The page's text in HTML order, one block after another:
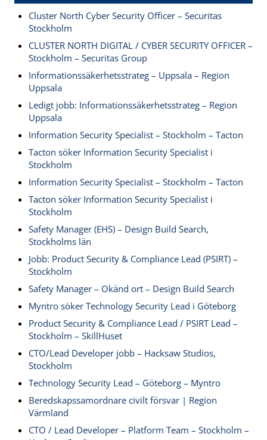
Cluster North Cyber Security Officer – Securitas
Stockholm
CLUSTER NORTH DIGITAL / CYBER SECURITY OFFICER –
Stockholm – Securitas Group
Informationssäkerhetsstrateg – Uppsala – Region
Uppsala
Ledigt jobb: Informationssäkerhetsstrateg – Region
Uppsala
Information Security Specialist – Stockholm – Tacton
Tacton söker Information Security Specialist i
Stockholm
Information Security Specialist – Stockholm – Tacton
Tacton söker Information Security Specialist i
Stockholm
Safety Manager (EHS) – Design Build Search,
Stockholms län
Jobb: Product Security & Compliance Lead (PSIRT) –
Stockholm
Safety Manager – Okänd ort – Design Build Search
Myntro söker Technology Security Lead i Göteborg
Product Security & Compliance Lead / PSIRT Lead –
Stockholm – SkillHuset
CTO/Lead Developer jobb – Hacksaw Studios,
Stockholm
Technology Security Lead – Göteborg – Myntro
Beredskapssamordnare civilt försvar | Region
Värmland
CTO / Lead Developer – Platform Team – Stockholm –